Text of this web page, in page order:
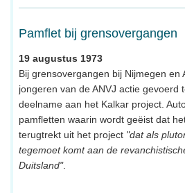
Pamflet bij grensovergangen
19 augustus 1973
Bij grensovergangen bij Nijmegen en
jongeren van de ANVJ actie gevoerd
deelname aan het Kalkar project.
pamfletten waarin wordt geëist dat
terugtrekt uit het project "dat als
tegemoet komt aan de
Duitsland".